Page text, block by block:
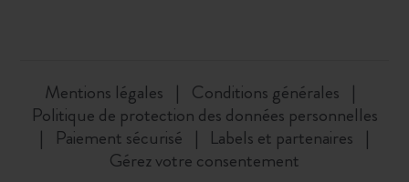
Mentions légales
Conditions générales
Politique de protection des données personnelles
Paiement sécurisé
Labels et partenaires
Gérez votre consentement